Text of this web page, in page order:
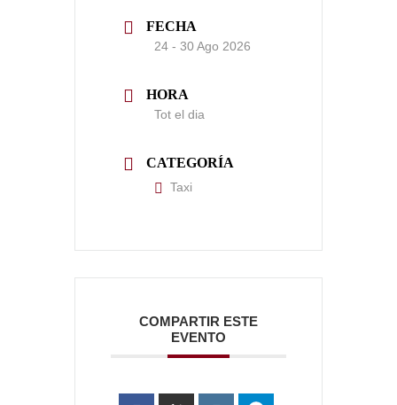
FECHA
24 - 30 Ago 2026
HORA
Tot el dia
CATEGORÍA
Taxi
COMPARTIR ESTE
EVENTO